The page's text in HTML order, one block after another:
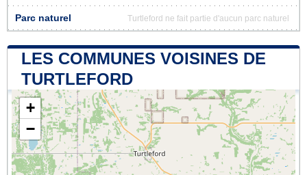
Parc naturel Turtleford ne fait partie d'aucun parc naturel
LES COMMUNES VOISINES DE
TURTLEFORD
+
−